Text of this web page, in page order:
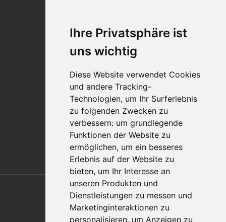
Ihre Privatsphäre ist
uns wichtig
Diese Website verwendet Cookies
und andere Tracking-
Technologien, um Ihr Surferlebnis
zu folgenden Zwecken zu
verbessern: um grundlegende
Funktionen der Website zu
ermöglichen, um ein besseres
Erlebnis auf der Website zu
bieten, um Ihr Interesse an
unseren Produkten und
Dienstleistungen zu messen und
Marketinginteraktionen zu
personalisieren, um Anzeigen zu
Standorte
Qualitätsaussage
Kontakt
Vertriebspartnerfinder
Häufig gestellte Fragen
Datenschutz-Bestimmungen
Nutzungsbedingungen
Richtlinien/AGBs
Also of Interest
Automation Solutions